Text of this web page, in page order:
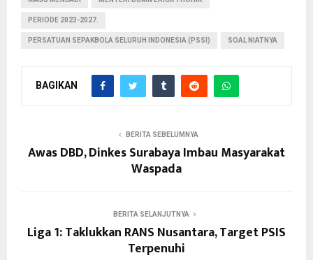
PERIODE 2023-2027.
PERSATUAN SEPAKBOLA SELURUH INDONESIA (PSSI) SOAL NIATNYA
BAGIKAN
BERITA SEBELUMNYA
Awas DBD, Dinkes Surabaya Imbau Masyarakat
Waspada
BERITA SELANJUTNYA
Liga 1: Taklukkan RANS Nusantara, Target PSIS
Terpenuhi